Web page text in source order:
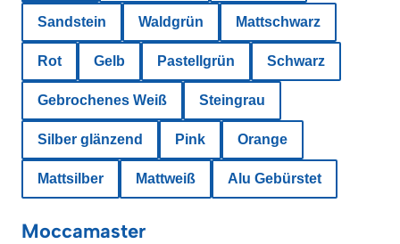
Sandstein Waldgrün Mattschwarz
Rot Gelb Pastellgrün Schwarz
Gebrochenes Weiß Steingrau
Silber glänzend Pink Orange
Mattsilber Mattweiß Alu Gebürstet
Moccamaster